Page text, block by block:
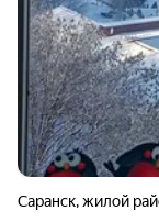
Саранск,жилой